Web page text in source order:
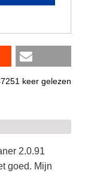
keer gelezen
2.0.91
goed. Mijn